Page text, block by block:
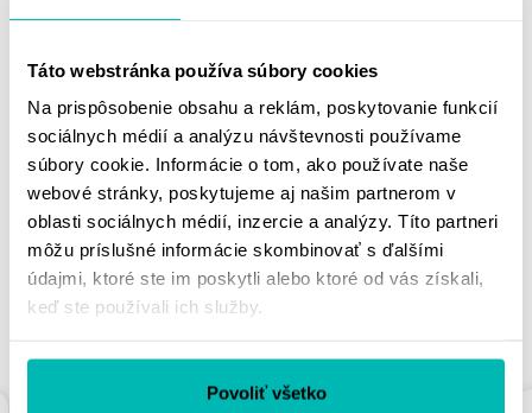
Táto webstránka používa súbory cookies
Na prispôsobenie obsahu a reklám, poskytovanie funkcií
sociálnych médií a analýzu návštevnosti používame
súbory cookie. Informácie o tom, ako používate naše
webové stránky, poskytujeme aj našim partnerom v
oblasti sociálnych médií, inzercie a analýzy. Títo partneri
môžu príslušné informácie skombinovať s ďalšími
údajmi, ktoré ste im poskytli alebo ktoré od vás získali,
keď ste používali ich služby.
Povoliť všetko
MOHLO BY SA VÁM
PÁČIŤ